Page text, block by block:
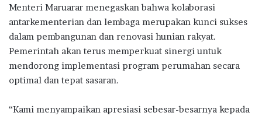
Menteri Maruarar menegaskan bahwa kolaborasi
antarkementerian dan lembaga merupakan kunci sukses
dalam pembangunan dan renovasi hunian rakyat.
Pemerintah akan terus memperkuat sinergi untuk
mendorong implementasi program perumahan secara
optimal dan tepat sasaran.
“Kami menyampaikan apresiasi sebesar-besarnya kepada